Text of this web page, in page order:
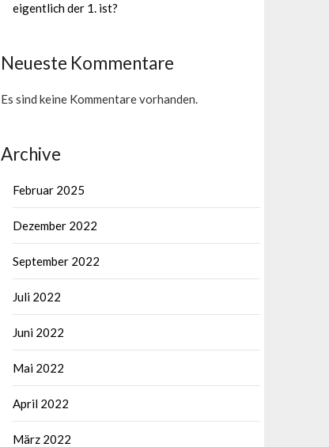
eigentlich der 1. ist?
Neueste Kommentare
Es sind keine Kommentare vorhanden.
Archive
Februar 2025
Dezember 2022
September 2022
Juli 2022
Juni 2022
Mai 2022
April 2022
März 2022